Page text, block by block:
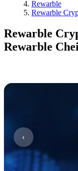
Rewarble
Rewarble
Rewarble
Rewarble